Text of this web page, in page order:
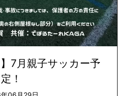
】7月親子サッカー予
定！